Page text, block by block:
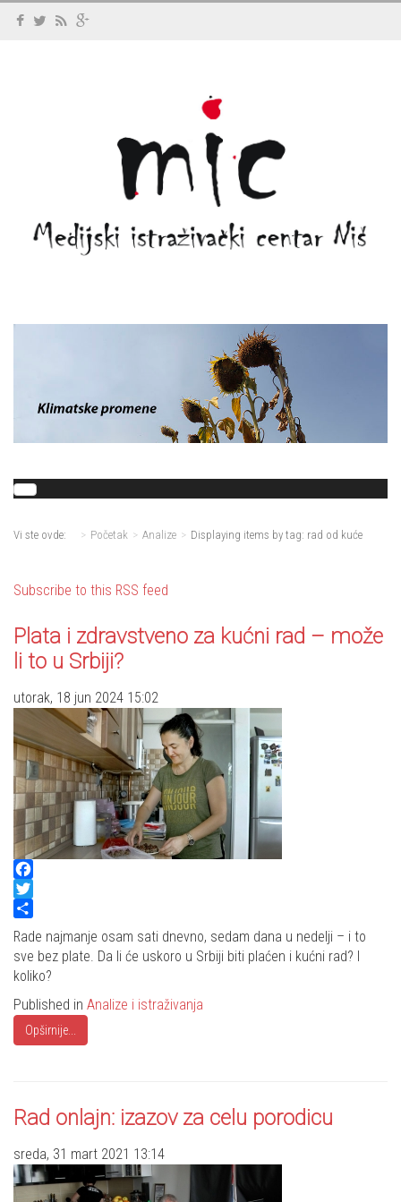
Vi ste ovde: Početak Analize Displaying items by tag: rad od kuće
Subscribe to this RSS feed
Plata i zdravstveno za kućni rad – može
li to u Srbiji?
utorak, 18 jun 2024 15:02
Facebook
Twitter
Share
Rade najmanje osam sati dnevno, sedam dana u nedelji – i to
sve bez plate. Da li će uskoro u Srbiji biti plaćen i kućni rad? I
koliko?
Published in Analize i istraživanja
Opširnije...
Rad onlajn: izazov za celu porodicu
sreda, 31 mart 2021 13:14